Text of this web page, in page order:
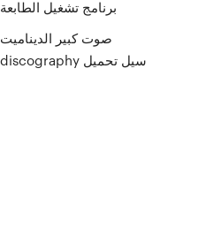
برنامج تشغيل الطابعة
صوت كبير الديناميت
discography سيل تحميل